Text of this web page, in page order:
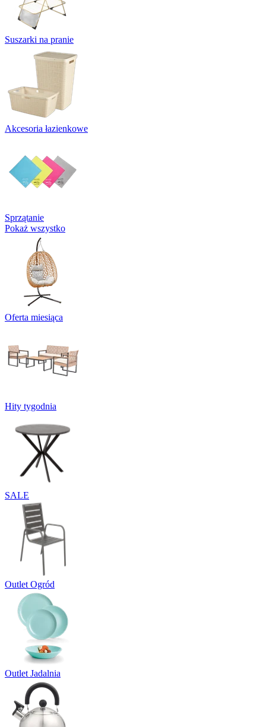
Suszarki na pranie
Akcesoria łazienkowe
Sprzątanie
Pokaż wszystko
Oferta miesiąca
Hity tygodnia
SALE
Outlet Ogród
Outlet Jadalnia